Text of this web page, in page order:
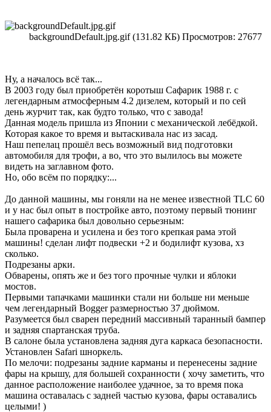
backgroundDefault.jpg.gif (131.82 КБ) Просмотров: 27677
Ну, а началось всё так...
В 2003 году был приобретён коротыш Сафарик 1988 г. с
легендарным атмосферным 4.2 дизелем, который и по сей
день журчит так, как будто только, что с завода!
Данная модель пришла из Японии с механической лебёдкой.
Которая какое то время и вытаскивала нас из засад.
Наш пепелац прошёл весь возможный вид подготовки
автомобиля для трофи, а во, что это вылилось вы можете
видеть на заглавном фото.
Но, обо всём по порядку:...
До данной машины, мы гоняли на не менее известной TLC 60
и у нас был опыт в постройке авто, поэтому первый тюнинг
нашего сафарика был довольно серьезным:
Была проварена и усилена и без того крепкая рама этой
машины! сделан лифт подвески +2 и бодилифт кузова, хз
сколько.
Подрезаны арки.
Обварены, опять же и без того прочные чулки и яблоки
мостов.
Первыми тапачками машинки стали ни больше ни меньше
чем легендарный Bogger размерностью 37 дюймом.
Разумеется был сварен передний массивный таранный бампер
и задняя спартанская труба.
В салоне была установлена задняя дуга каркаса безопасности.
Установлен Safari шноркель.
По мелочи: подрезаны задние карманы и перенесены задние
фары на крышу, для большей сохранности ( хочу заметить, что
данное расположение наиболее удачное, за то время пока
машина оставалась с задней частью кузова, фары оставались
целыми! )